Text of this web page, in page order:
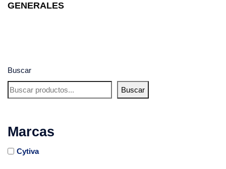
Buscar
Buscar
Marcas
Cytiva
GENERALES